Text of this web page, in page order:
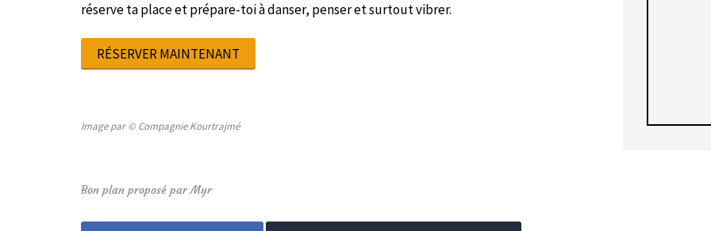
réserve ta place et prépare-toi à danser, penser et surtout vibrer.
RÉSERVER MAINTENANT
Image par © Compagnie Kourtrajmé
Bon plan proposé par Myr